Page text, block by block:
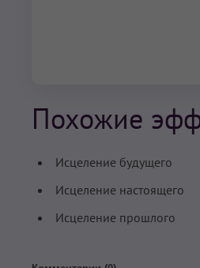
Похожие
Исцеление будущего
Исцеление настоящего
Исцеление прошлого